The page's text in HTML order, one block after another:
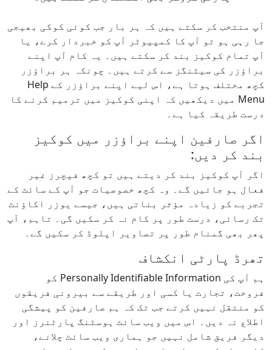
آپ منتخب کر سکتے ہیں کہ ہر بار جب کوئی کوکی بھیجی
جا رہی ہو تو آپ کا کمپیوٹر آپ کو خبردار کرے، یا
آپ تمام کوکیز بند کر سکتے ہیں۔ یہ کام آپ اپنے
براؤزر کی سیٹنگز سے کرتے ہیں۔ چونکہ ہر براؤزر
کچھ مختلف ہوتا ہے، اس لیے اپنے براؤزر کے Help
Menu میں دیکھیں کہ اپنی کوکیز میں ترمیم کرنے کا
درست طریقہ کیا ہے۔
اگر صارفین اپنے براؤزر میں کوکیز
بند کر دیں:
اگر آپ کوکیز بند کر دیتے ہیں تو کچھ فیچرز غیر
فعال ہو جائیں گے۔ وہ کچھ خصوصیات جو آپ کے سائٹ کے
تجربے کو زیادہ مؤثر بناتی ہیں، جیسے یوزر اکاؤنٹ
تک رسائی، درست طور پر کام نہ کر سکیں گی۔ تاہم، آپ
پھر بھی گمنام طور پر تصاویر اپلوڈ کر سکیں گے۔
تھرڈ پارٹی انکشاف
ہم آپ کی Personally Identifiable Information کو
فروخت، تجارت یا کسی اور طریقے سے بیرونی فریقوں
کو منتقل نہیں کرتے جب تک کہ ہم صارفین کو پیشگی
اطلاع نہ دیں۔ اس میں ویب سائٹ ہوسٹنگ پارٹنرز اور
دیگر فریق شامل نہیں جو ہماری ویب سائٹ چلانے،